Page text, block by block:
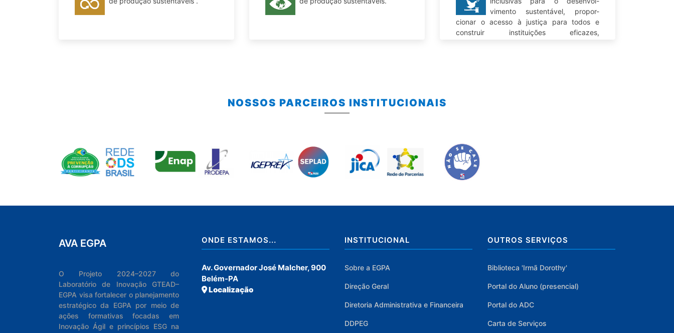
vimento sustentável, propor-
cionar o acesso à justiça para todos e
construir instituições eficazes,
NOSSOS PARCEIROS INSTITUCIONAIS
AVA EGPA
O Projeto 2024–2027 do
Laboratório de Inovação GTEAD–
EGPA visa fortalecer o planejamento
estratégico da EGPA por meio de
ações formativas focadas em
Inovação Ágil e princípios ESG na
ONDE ESTAMOS...
Av. Governador José Malcher, 900
Belém-PA
Localização
INSTITUCIONAL
Sobre a EGPA
Direção Geral
Diretoria Administrativa e Financeira
DDPEG
OUTROS SERVIÇOS
Biblioteca 'Irmã Dorothy'
Portal do Aluno (presencial)
Portal do ADC
Carta de Serviços